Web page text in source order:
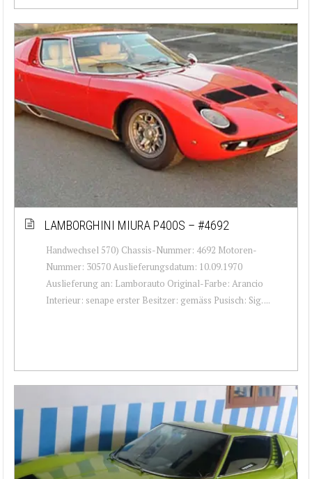
LAMBORGHINI MIURA P400S – #4692
Handwechsel 570) Chassis-Nummer: 4692 Motoren-
Nummer: 30570 Auslieferungsdatum: 10.09.1970
Auslieferung an: Lamborauto Original-Farbe: Arancio
Interieur: senape erster Besitzer: gemäss Pusisch: Sig. ...